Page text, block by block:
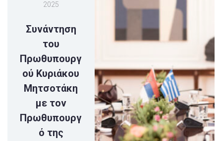
2025
Συνάντηση
του
Πρωθυπουργ
ού Κυριάκου
Μητσοτάκη
με τον
Πρωθυπουργ
ό της